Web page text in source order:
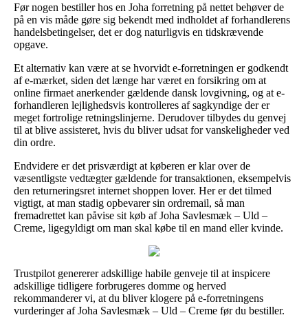
Før nogen bestiller hos en Joha forretning på nettet behøver de
på en vis måde gøre sig bekendt med indholdet af forhandlerens
handelsbetingelser, det er dog naturligvis en tidskrævende
opgave.
Et alternativ kan være at se hvorvidt e-forretningen er godkendt
af e-mærket, siden det længe har været en forsikring om at
online firmaet anerkender gældende dansk lovgivning, og at e-
forhandleren lejlighedsvis kontrolleres af sagkyndige der er
meget fortrolige retningslinjerne. Derudover tilbydes du genvej
til at blive assisteret, hvis du bliver udsat for vanskeligheder ved
din ordre.
Endvidere er det prisværdigt at køberen er klar over de
væsentligste vedtægter gældende for transaktionen, eksempelvis
den returneringsret internet shoppen lover. Her er det tilmed
vigtigt, at man stadig opbevarer sin ordremail, så man
fremadrettet kan påvise sit køb af Joha Savlesmæk – Uld –
Creme, ligegyldigt om man skal købe til en mand eller kvinde.
Trustpilot genererer adskillige habile genveje til at inspicere
adskillige tidligere forbrugeres domme og herved
rekommanderer vi, at du bliver klogere på e-forretningens
vurderinger af Joha Savlesmæk – Uld – Creme før du bestiller.